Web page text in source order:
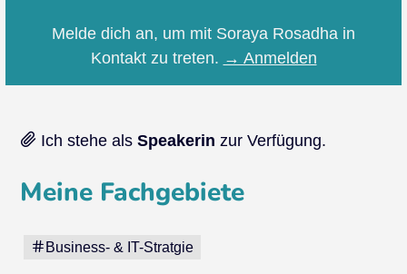
Melde dich an, um mit Soraya Rosadha in
Kontakt zu treten. → Anmelden
Ich stehe alsSpeakerin zur Verfügung.
Meine Fachgebiete
Business- & IT-Stratgie